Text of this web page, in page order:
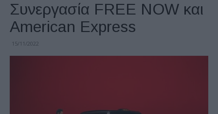
Συνεργασία FREE NOW και
American Express
15/11/2022